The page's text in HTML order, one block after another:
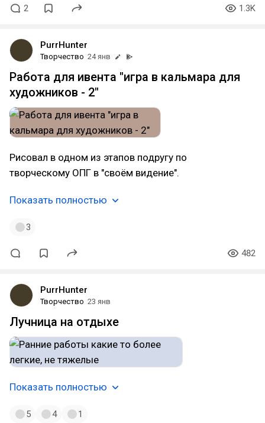
2 1.3K
PurrHunter
Творчество 24 янв
Работа для ивента "игра в кальмара для
художников - 2"
Рисовал в одном из этапов подругу по
творческому ОПГ в "своём видение".
Показать полностью
3
482
PurrHunter
Творчество 23 янв
Лучница на отдыхе
Показать полностью
5 4 1